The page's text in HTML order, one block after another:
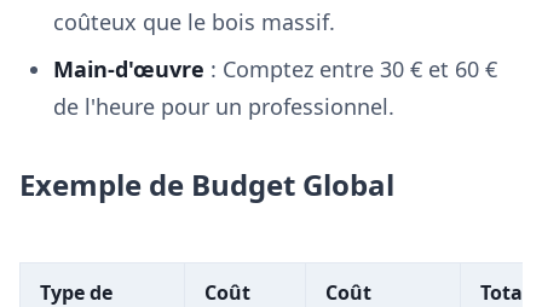
coûteux que le bois massif.
Main-d'œuvre : Comptez entre 30 € et 60 €
de l'heure pour un professionnel.
Exemple de Budget Global
Type de
Coût
Coût
Total